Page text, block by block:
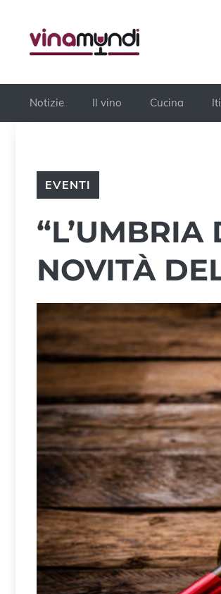
contenuto
Notizie Il vino Cucina
EVENTI
“L’UMBRIA
NOVITÀ